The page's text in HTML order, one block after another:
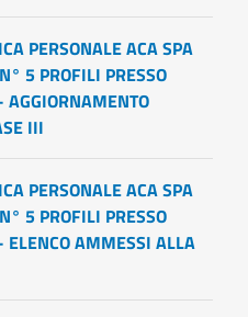
PERSONALE ACA SPA
5 PROFILI PRESSO
AGGIORNAMENTO
III
PERSONALE ACA SPA
5 PROFILI PRESSO
ELENCO AMMESSI ALLA